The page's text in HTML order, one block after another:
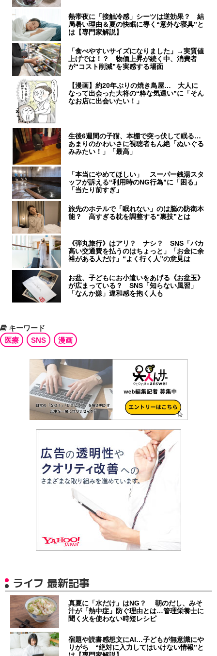
熱帯夜に「接触冷感」シーツは逆効果？ 結
局暑い理由＆夏の快眠に導く“意外な寝具”と
は【専門家解説】
「食べやすいサイズになりました」→実質値
上げでは！？ 物価上昇が続く中、消費者
が“コスト削減”を実感する場面
【漫画】約20年ぶりの焼き鳥屋… 大人に
なって出会った大将の“粋な気遣い”に「そん
なお店に出会いたい！」
生後6週間の子猫、本棚で突っ伏して眠る…
あまりのかわいさに視聴者もん絶「ぬいぐる
みみたい！」「最高」
「本当にやめてほしい」 スーパー銭湯スタ
ッフが訴える“利用時のNG行為”に「困る」
「当たり前すぎ」
旅先のホテルで「眠れない」のは脳の防衛本
能？ 高すぎる枕を調整する“裏技”とは
《弾丸旅行》はアリ？ ナシ？ SNS「バカ
高い交通費を払うのはちょっと」「お金に余
裕がある人だけ」“よく行く人”の意見は
お盆、子どもにお小遣いをあげる《お盆玉》
が広まっている？ SNS「知らない風習」
「なんか嫌」違和感を抱く人も
キーワード
医療
SNS 漫画
ライフ 最新記事
真夏に「水だけ」はNG？ 朝のだし、みそ
汁が「熱中症」防ぐ理由とは…管理栄養士に
聞く火を使わない時短レシピ
宿題や読書感想文にAI…子どもが無意識にや
りがち “絶対に入力してはいけない情報”と